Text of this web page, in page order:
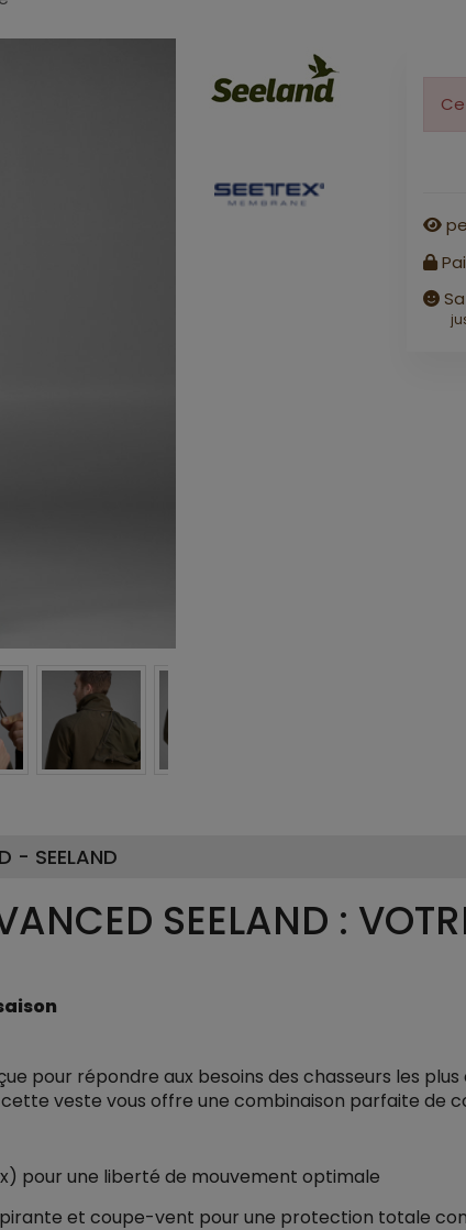
- SEELAND
SEELAND :
pour répondre aux besoins des chasseurs les
veste vous offre une combinaison parfaite de
pour une liberté de mouvement optimale
et coupe-vent pour une protection totale